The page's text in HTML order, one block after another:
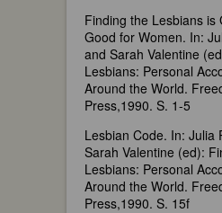
Finding the Lesbians is
Good for Women. In:
and Sarah Valentine
Lesbians: Personal
Around the World.
Press,1990. S. 1-5
Lesbian Code. In: Julia
Sarah Valentine (ed):
Lesbians: Personal
Around the World.
Press,1990. S. 15f